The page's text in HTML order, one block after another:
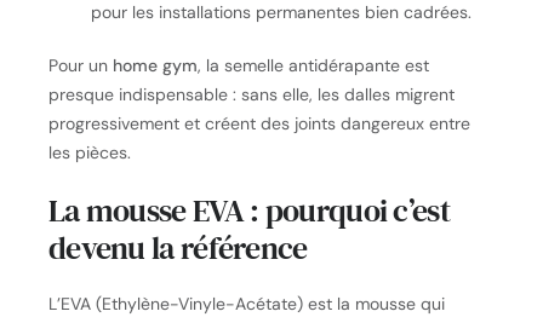
pour les installations permanentes bien cadrées.
Pour un home gym, la semelle antidérapante est
presque indispensable : sans elle, les dalles migrent
progressivement et créent des joints dangereux entre
les pièces.
La mousse EVA : pourquoi c’est
devenu la référence
L’EVA (Ethylène-Vinyle-Acétate) est la mousse qui